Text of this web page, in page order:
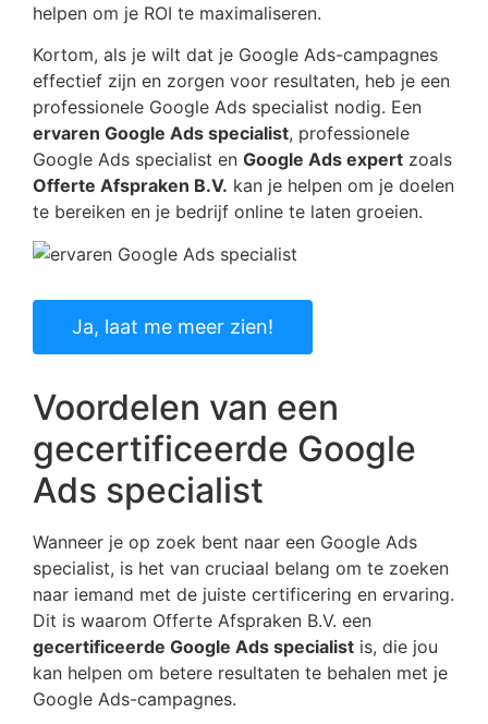
helpen om je ROI te maximaliseren.
Kortom, als je wilt dat je Google Ads-campagnes
effectief zijn en zorgen voor resultaten, heb je een
professionele Google Ads specialist nodig. Een
ervaren Google Ads specialist, professionele
Google Ads specialist en Google Ads expert zoals
Offerte Afspraken B.V. kan je helpen om je doelen
te bereiken en je bedrijf online te laten groeien.
Ja, laat me meer zien!
Voordelen van een
gecertificeerde Google
Ads specialist
Wanneer je op zoek bent naar een Google Ads
specialist, is het van cruciaal belang om te zoeken
naar iemand met de juiste certificering en ervaring.
Dit is waarom Offerte Afspraken B.V. een
gecertificeerde Google Ads specialist is, die jou
kan helpen om betere resultaten te behalen met je
Google Ads-campagnes.